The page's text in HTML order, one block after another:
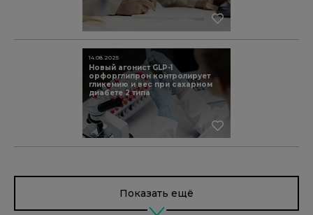
Новый агонист GLP-1
орфорглипрон контролирует
гликемию и вес при сахарном
диабете 2 типа
14.08.2025
Показать ещё